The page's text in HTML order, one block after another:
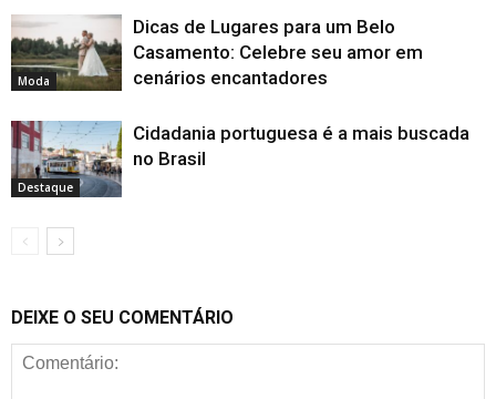
Moda
Dicas de Lugares para um Belo
Casamento: Celebre seu amor em
cenários encantadores
Destaque
Cidadania portuguesa é a mais buscada
no Brasil
DEIXE O SEU COMENTÁRIO